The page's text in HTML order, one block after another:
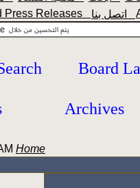
Press Releases
Board
Archives
Home